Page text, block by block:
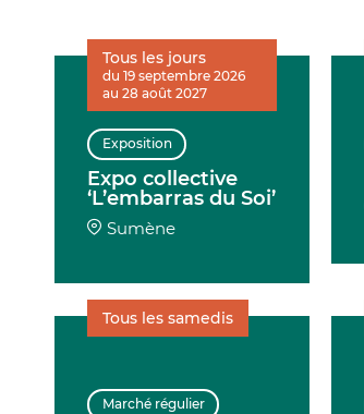
Exposition
Expo collective
‘L’embarras du Soi’
Sumène
Tous les jours
du 19 septembre 2026
au 28 août 2027
Marché régulier
Tous les samedis